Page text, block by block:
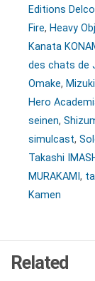
Editions
Fire, Heavy
Kanata
des chats de
Omake,
Hero
seinen,
simulcast,
Takashi
MURAKAMI ,
Kamen
Related